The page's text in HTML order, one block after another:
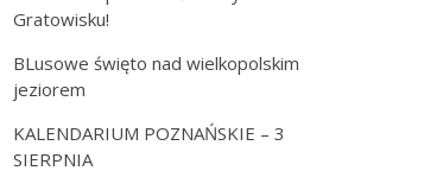
Gratowisku!
BLusowe święto nad wielkopolskim
jeziorem
KALENDARIUM POZNAŃSKIE – 3
SIERPNIA